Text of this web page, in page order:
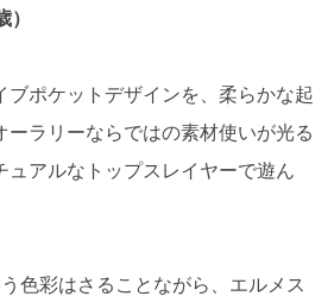
ブポケットデザインを、柔らかな起
ーラリーならではの素材使いが光る
ュアルなトップスレイヤーで遊ん
色彩はさることながら、エルメス